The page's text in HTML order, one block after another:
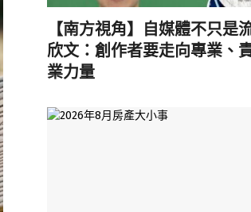
【南方視角】自媒體不只
欣文：創作者要走向專業、
業力量